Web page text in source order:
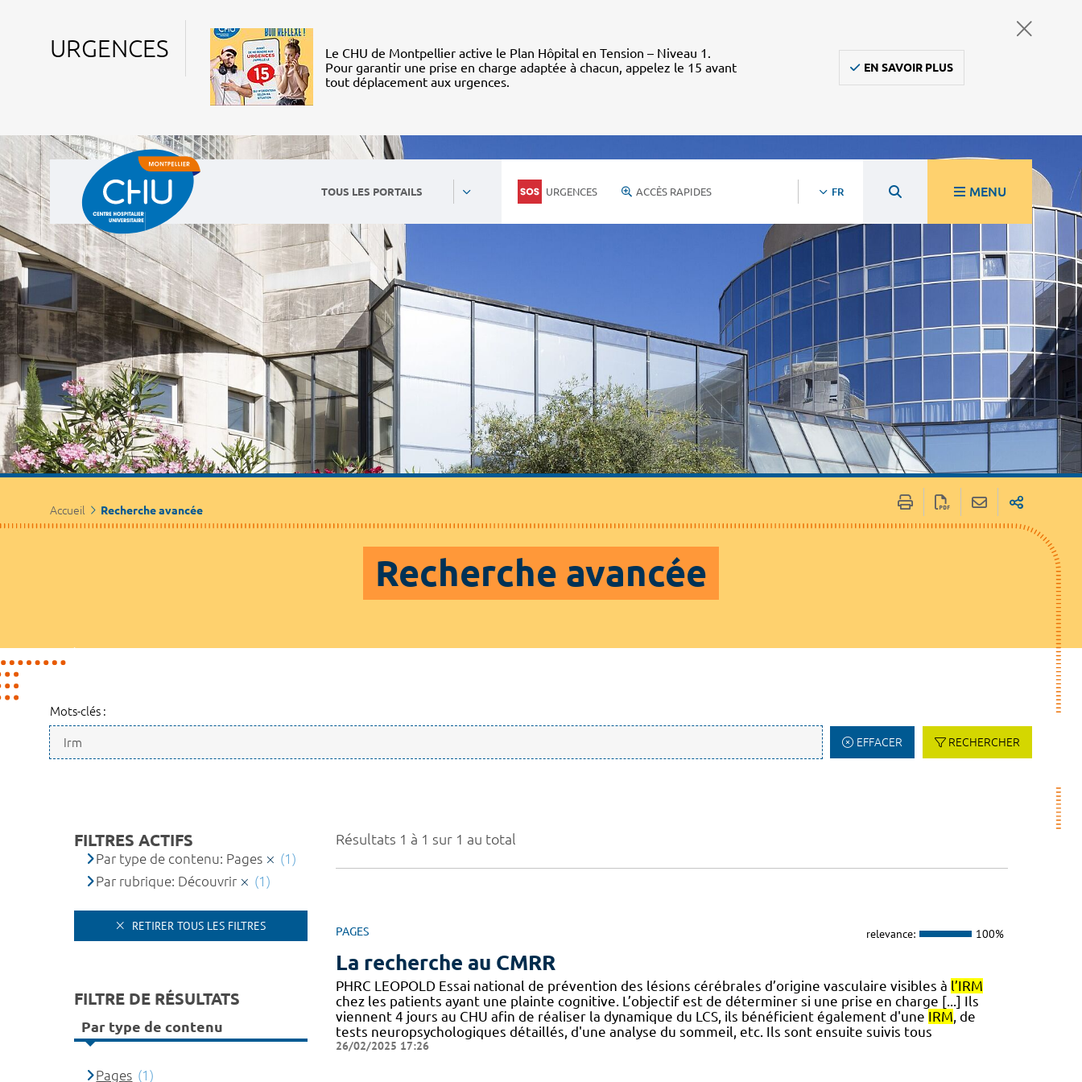
URGENCES
Le CHU de Montpellier active le Plan Hôpital en Tension – Niveau 1.
Pour garantir une prise en charge adaptée à chacun, appelez le 15 avant
tout déplacement aux urgences.
EN SAVOIR PLUS
TOUS LES PORTAILS URGENCES ACCÈS RAPIDES FR MENU
Accueil Recherche avancée
Recherche avancée
Mots-clés :
EFFACER RECHERCHER
Résultats 1 à 1 sur 1 au total
PAGES relevance: 100%
La recherche au CMRR
PHRC LEOPOLD Essai national de prévention des lésions cérébrales d’origine vasculaire visibles à l’IRM
chez les patients ayant une plainte cognitive. L’objectif est de déterminer si une prise en charge [...] Ils
viennent 4 jours au CHU afin de réaliser la dynamique du LCS, ils bénéficient également d'une IRM, de
tests neuropsychologiques détaillés, d'une analyse du sommeil, etc. Ils sont ensuite suivis tous
26/02/2025 17:26
FILTRES ACTIFS
Par type de contenu: Pages
(1)
Par rubrique: Découvrir
(1)
RETIRER TOUS LES FILTRES
FILTRE DE RÉSULTATS
Par type de contenu
Pages (1)